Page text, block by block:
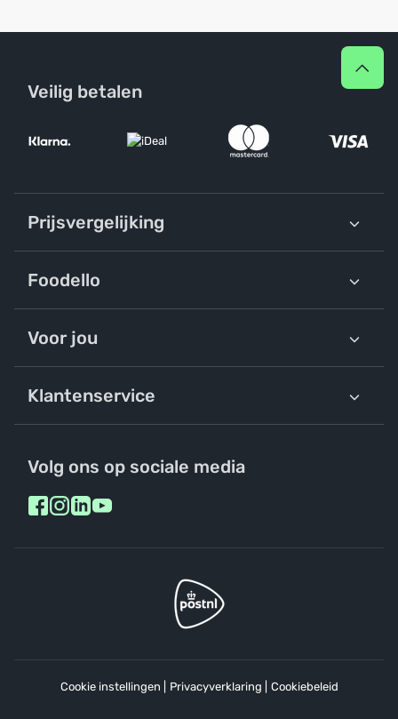
Veilig betalen
Prijsvergelijking
Foodello
Voor jou
Klantenservice
Volg ons op sociale media
Cookie instellingen Privacyverklaring Cookiebeleid